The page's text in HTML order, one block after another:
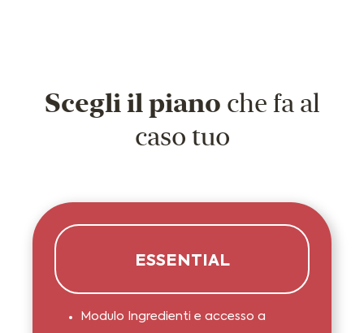
Scegli il piano che fa al
caso tuo
ESSENTIAL
Modulo Ingredienti e accesso a